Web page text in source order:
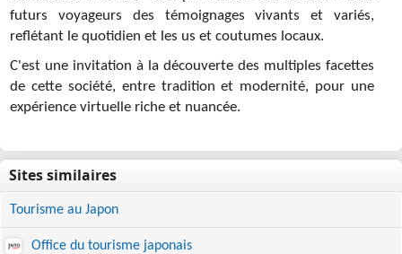
futurs voyageurs des témoignages vivants et variés,
reflétant le quotidien et les us et coutumes locaux.
C'est une invitation à la découverte des multiples facettes
de cette société, entre tradition et modernité, pour une
expérience virtuelle riche et nuancée.
Tourisme au Japon
Office du tourisme japonais